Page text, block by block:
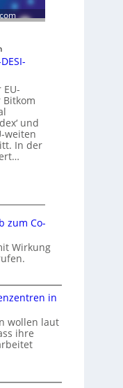
und
weiten
In der
zum Co-
Wirkung
in
wollen laut
ihre